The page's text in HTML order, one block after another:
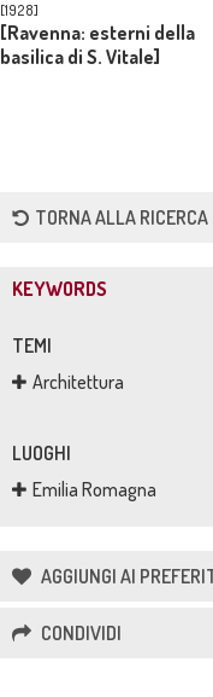
[1928]
[Ravenna: esterni della
basilica di S. Vitale]
TORNA ALLA RICERCA
KEYWORDS
TEMI
Architettura
LUOGHI
Emilia Romagna
AGGIUNGI AI
CONDIVIDI